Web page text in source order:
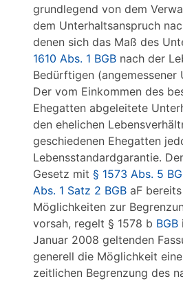
grundlegend von dem
dem Unterhaltsanspruch
denen sich das Maß des
1610 Abs. 1 BGB nach der
Bedürftigen (angemessener
Der vom Einkommen des
Ehegatten abgeleitete
den ehelichen
geschiedenen Ehegatten
Lebensstandardgarantie.
Gesetz mit § 1573 Abs. 5
Abs. 1 Satz 2 BGB aF
Möglichkeiten zur
vorsah, regelt § 1578 b BGB
Januar 2008 geltenden
generell die Möglichkeit
zeitlichen Begrenzung des